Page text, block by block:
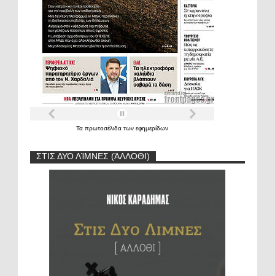
Τα πρωτοσέλιδα των εφημερίδων
ΣΤΙΣ ΔΥΟ ΛΊΜΝΕΣ (ΆΛΛΟΘΙ)